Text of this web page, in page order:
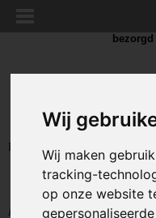
Wij
Wij maken
tracking-
op onze website
Inloggen Registreren
Home >SOLDEER>Soldeer